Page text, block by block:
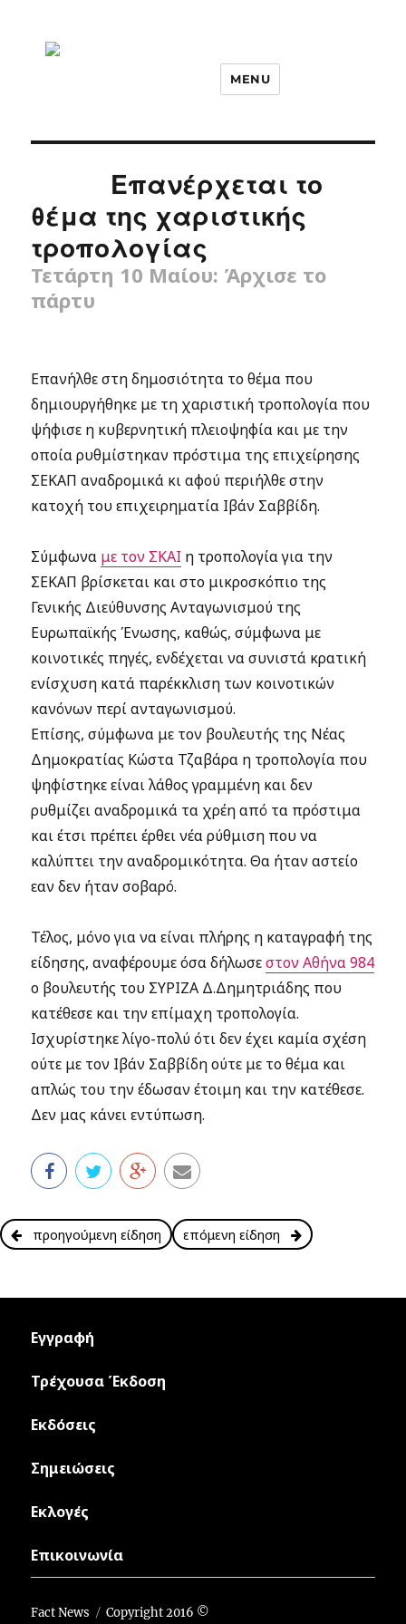
MENU
Επανέρχεται το
θέμα της χαριστικής
τροπολογίας
Τετάρτη 10 Μαίου: Άρχισε το
πάρτυ
Επανήλθε στη δημοσιότητα το θέμα που
δημιουργήθηκε με τη χαριστική τροπολογία που
ψήφισε η κυβερνητική πλειοψηφία και με την
οποία ρυθμίστηκαν πρόστιμα της επιχείρησης
ΣΕΚΑΠ αναδρομικά κι αφού περιήλθε στην
κατοχή του επιχειρηματία Ιβάν Σαββίδη.
Σύμφωνα με τον ΣΚΑΙ η τροπολογία για την
ΣΕΚΑΠ βρίσκεται και στο μικροσκόπιο της
Γενικής Διεύθυνσης Ανταγωνισμού της
Ευρωπαϊκής Ένωσης, καθώς, σύμφωνα με
κοινοτικές πηγές, ενδέχεται να συνιστά κρατική
ενίσχυση κατά παρέκκλιση των κοινοτικών
κανόνων περί ανταγωνισμού.
Επίσης, σύμφωνα με τον βουλευτής της Νέας
Δημοκρατίας Κώστα Τζαβάρα η τροπολογία που
ψηφίστηκε είναι λάθος γραμμένη και δεν
ρυθμίζει αναδρομικά τα χρέη από τα πρόστιμα
και έτσι πρέπει έρθει νέα ρύθμιση που να
καλύπτει την αναδρομικότητα. Θα ήταν αστείο
εαν δεν ήταν σοβαρό.
Τέλος, μόνο για να είναι πλήρης η καταγραφή της
είδησης, αναφέρουμε όσα δήλωσεστον Αθήνα 984
ο βουλευτής του ΣΥΡΙΖΑ Δ.Δημητριάδης που
κατέθεσε και την επίμαχη τροπολογία.
Ισχυρίστηκε λίγο-πολύ ότι δεν έχει καμία σχέση
ούτε με τον Ιβάν Σαββίδη ούτε με το θέμα και
απλώς του την έδωσαν έτοιμη και την κατέθεσε.
Δεν μας κάνει εντύπωση.
προηγούμενη είδηση επόμενη είδηση
Εγγραφή
Τρέχουσα Έκδοση
Εκδόσεις
Σημειώσεις
Εκλογές
Επικοινωνία
Fact News Copyright 2016 ©